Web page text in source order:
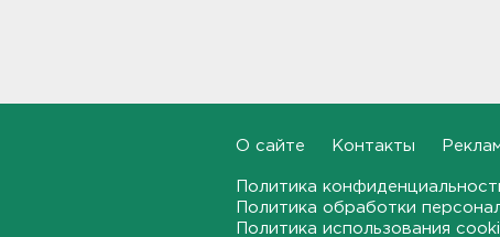
обнаружено после пожара в
О сайте Контакты
Политика
Политика обработки
Политика использования